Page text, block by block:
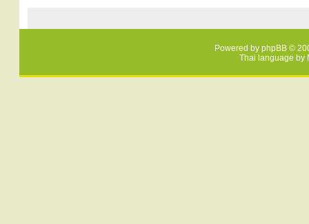
Powered by phpBB ©
Thai language by